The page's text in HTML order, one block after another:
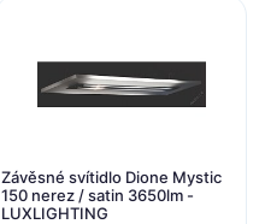
Závěsné svítidlo Dione Mystic
150 nerez / satin 3650lm -
LUXLIGHTING